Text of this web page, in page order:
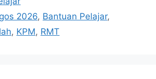
2026, Bantuan Pelajar,
, KPM, RMT